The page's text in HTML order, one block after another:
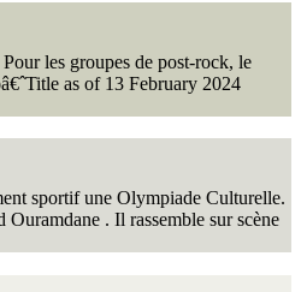
les groupes de post-rock, le
as of 13 February 2024
sportif une Olympiade Culturelle.
Ouramdane . Il rassemble sur scène